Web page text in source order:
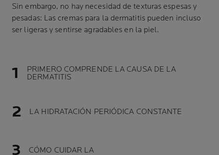
Sin embargo, no hay necesidad de texturas espesas y
pesadas: Las cremas para la dermatitis pueden incluso
ser ligeras y sentirse agradables en la piel.
PRIMERO COMPRENDE LA CAUSA DE LA
DERMATITIS
LA HIDRATACIÓN PERIÓDICA CONSTANTE
CÓMO CUIDAR LA